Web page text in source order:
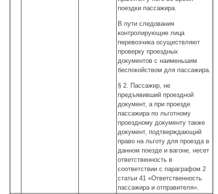
поездки пассажира.
В пути следования
контролирующие лица
перевозчика осуществляют
проверку проездных
документов с наименьшим
беспокойством для пассажира.
§ 2. Пассажир, не
предъявивший проездной
документ, а при проезде
пассажира по льготному
проездному документу также
документ, подтверждающий
право на льготу для проезда в
данном поезде и вагоне, несет
ответственность в
соответствии с параграфом 2
статьи 41 «Ответственность
пассажира и отправителя».